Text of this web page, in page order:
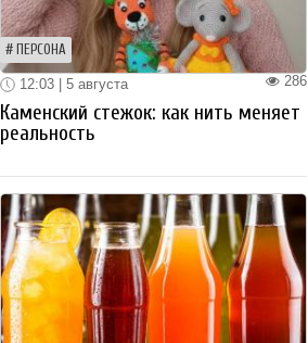
ПЕРСОНА
286
12:03 | 5 августа
Каменский стежок: как нить меняет
реальность